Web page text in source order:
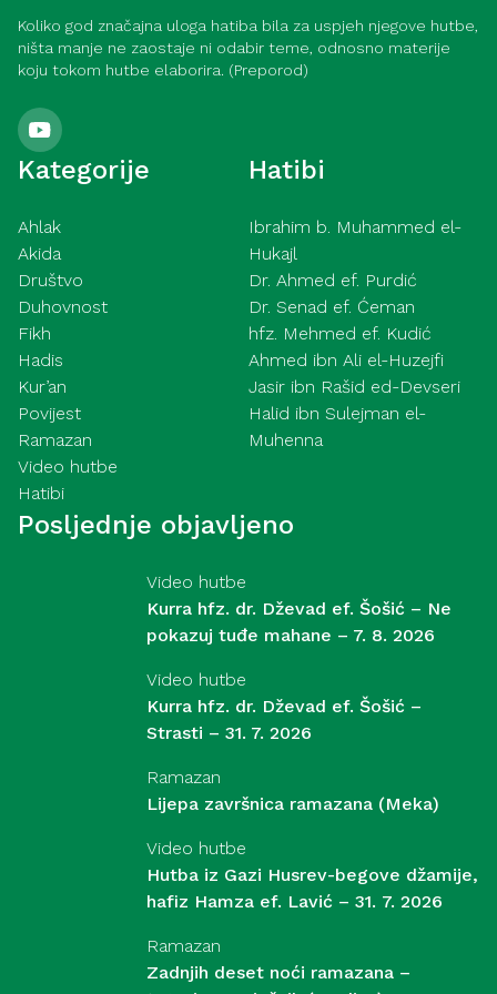
Koliko god značajna uloga hatiba bila za uspjeh njegove hutbe,
ništa manje ne zaostaje ni odabir teme, odnosno materije
koju tokom hutbe elaborira. (Preporod)
Kategorije
Ahlak
Akida
Društvo
Duhovnost
Fikh
Hadis
Kur’an
Povijest
Ramazan
Video hutbe
Hatibi
Hatibi
Ibrahim b. Muhammed el-
Hukajl
Dr. Ahmed ef. Purdić
Dr. Senad ef. Ćeman
hfz. Mehmed ef. Kudić
Ahmed ibn Ali el-Huzejfi
Jasir ibn Rašid ed-Devseri
Halid ibn Sulejman el-
Muhenna
Posljednje objavljeno
Video hutbe
Kurra hfz. dr. Dževad ef. Šošić – Ne
pokazuj tuđe mahane – 7. 8. 2026
Video hutbe
Kurra hfz. dr. Dževad ef. Šošić –
Strasti – 31. 7. 2026
Ramazan
Lijepa završnica ramazana (Meka)
Video hutbe
Hutba iz Gazi Husrev-begove džamije,
hafiz Hamza ef. Lavić – 31. 7. 2026
Ramazan
Zadnjih deset noći ramazana –